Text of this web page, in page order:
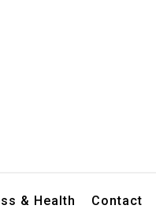
& Health Contact